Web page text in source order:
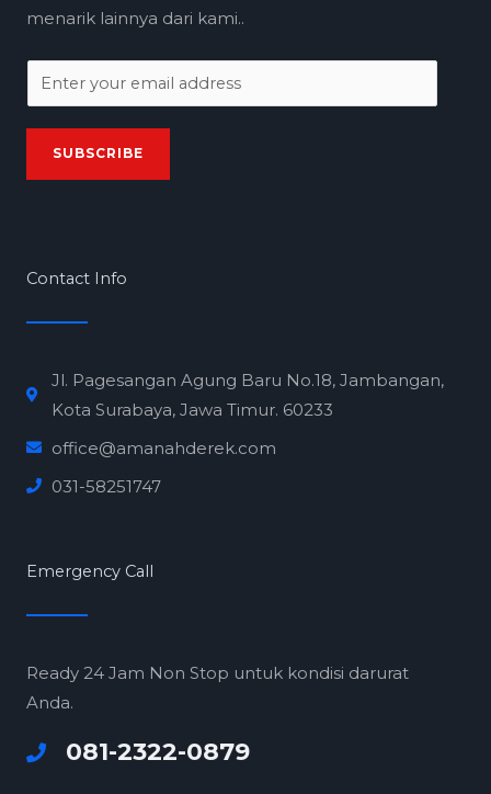
menarik lainnya dari kami..
m
a
SUBSCRIBE
Contact Info
Jl. Pagesangan Agung Baru No.18, Jambangan,
Kota Surabaya, Jawa Timur. 60233
office@amanahderek.com
031-58251747
Emergency Call
Ready 24 Jam Non Stop untuk kondisi darurat
Anda.
081-2322-0879